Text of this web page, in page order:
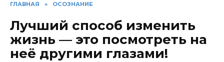
ГЛАВНАЯ » ОСОЗНАНИЕ
Лучший способ изменить
жизнь — это посмотреть на
неё другими глазами!